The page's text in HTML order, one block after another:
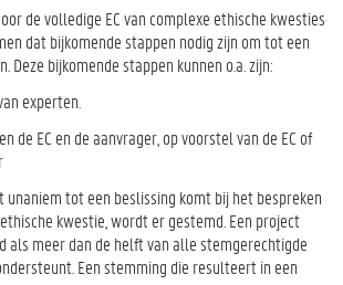
de volledige EC van complexe ethische kwesties
dat bijkomende stappen nodig zijn om tot een
Deze bijkomende stappen kunnen o.a. zijn:
experten.
de EC en de aanvrager, op voorstel van de EC of
unaniem tot een beslissing komt bij het bespreken
kwestie, wordt er gestemd. Een project
als meer dan de helft van alle stemgerechtigde
Een stemming die resulteert in een